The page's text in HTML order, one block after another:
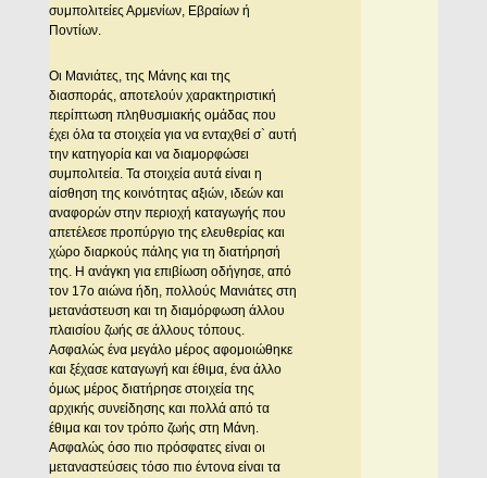
συμπολιτείες Αρμενίων, Εβραίων ή
Ποντίων.
Οι Μανιάτες, της Μάνης και της
διασποράς, αποτελούν χαρακτηριστική
περίπτωση πληθυσμιακής ομάδας που
έχει όλα τα στοιχεία για να ενταχθεί σ` αυτή
την κατηγορία και να διαμορφώσει
συμπολιτεία. Τα στοιχεία αυτά είναι η
αίσθηση της κοινότητας αξιών, ιδεών και
αναφορών στην περιοχή καταγωγής που
απετέλεσε προπύργιο της ελευθερίας και
χώρο διαρκούς πάλης για τη διατήρησή
της. Η ανάγκη για επιβίωση οδήγησε, από
τον 17ο αιώνα ήδη, πολλούς Μανιάτες στη
μετανάστευση και τη διαμόρφωση άλλου
πλαισίου ζωής σε άλλους τόπους.
Ασφαλώς ένα μεγάλο μέρος αφομοιώθηκε
και ξέχασε καταγωγή και έθιμα, ένα άλλο
όμως μέρος διατήρησε στοιχεία της
αρχικής συνείδησης και πολλά από τα
έθιμα και τον τρόπο ζωής στη Μάνη.
Ασφαλώς όσο πιο πρόσφατες είναι οι
μεταναστεύσεις τόσο πιο έντονα είναι τα